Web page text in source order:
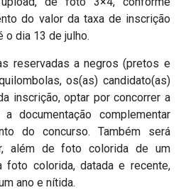
do valor da taxa de inscrição
o dia 13 de julho.
reservadas a negros (pretos e
os(as) candidato(as)
inscrição, optar por concorrer a
documentação complementar
do concurso. Também será
além de foto colorida de um
foto colorida, datada e recente,
ano e nítida.